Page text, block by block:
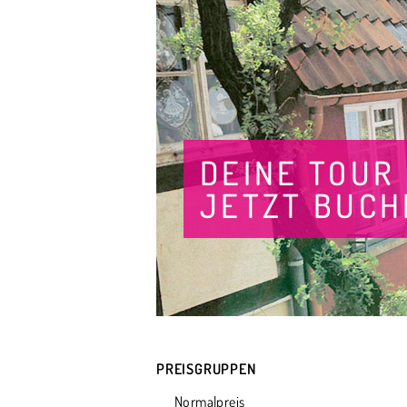
DEINE TOUR
JETZT
PREISGRUPPEN
Normalpreis